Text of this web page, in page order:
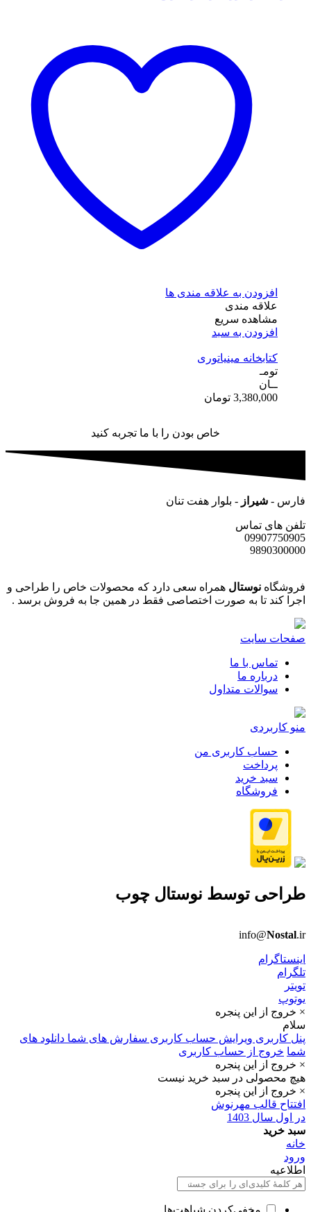
افزودن به علاقه مندی ها
علاقه مندی
مشاهده سریع
افزودن به سبد
کتابخانه مینیاتوری
تومـ
ــان
3,380,000 تومان
خاص بودن را با ما تجربه کنید
فارس - شیراز - بلوار هفت تنان
تلفن های تماس
09907750905
9890300000
فروشگاه نوستال همراه سعی دارد که محصولات خاص را طراحی و
اجرا کند تا به صورت اختصاصی فقط در همین جا به فروش برسد .
صفحات سایت
تماس با ما
درباره ما
سوالات متداول
منو کاربردی
حساب کاربری من
پرداخت
سبد خرید
فروشگاه
طراحی توسط نوستال چوب
info@Nostal.ir
اینستاگرام
تلگرام
تویتر
یوتوپ
× خروج از این پنجره
سلام
پنل کاربری ویرایش حساب کاربری سفارش های شما دانلود های
شما خروج از حساب کاربری
× خروج از این پنجره
هیچ محصولی در سبد خرید نیست
× خروج از این پنجره
افتتاح قالب مهرنوش
در اول سال 1403
سبد خرید
خانه
ورود
اطلاعیه
مخفی‌کردن شباهت‌ها